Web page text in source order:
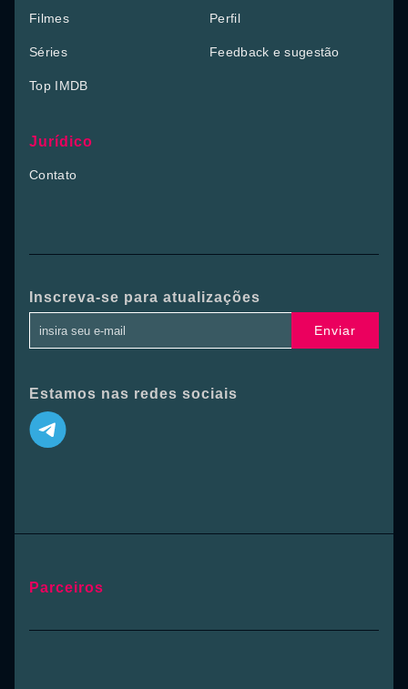
Filmes
Séries
Top IMDB
Perfil
Feedback e sugestão
Jurídico
Contato
Inscreva-se para atualizações
Enviar
Estamos nas redes sociais
Parceiros